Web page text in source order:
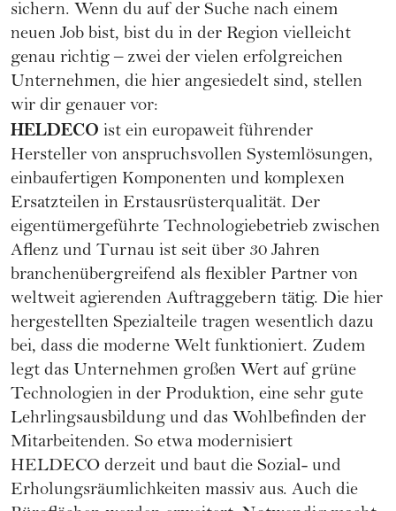
sichern. Wenn du auf der Suche nach einem
neuen Job bist, bist du in der Region vielleicht
genau richtig – zwei der vielen erfolgreichen
Unternehmen, die hier angesiedelt sind, stellen
wir dir genauer vor:
HELDECO ist ein europaweit führender
Hersteller von anspruchsvollen Systemlösungen,
einbaufertigen Komponenten und komplexen
Ersatzteilen in Erstausrüsterqualität. Der
eigentümergeführte Technologiebetrieb zwischen
Aflenz und Turnau ist seit über 30 Jahren
branchenübergreifend als flexibler Partner von
weltweit agierenden Auftraggebern tätig. Die hier
hergestellten Spezialteile tragen wesentlich dazu
bei, dass die moderne Welt funktioniert. Zudem
legt das Unternehmen großen Wert auf grüne
Technologien in der Produktion, eine sehr gute
Lehrlingsausbildung und das Wohlbefinden der
Mitarbeitenden. So etwa modernisiert
HELDECO derzeit und baut die Sozial- und
Erholungsräumlichkeiten massiv aus. Auch die